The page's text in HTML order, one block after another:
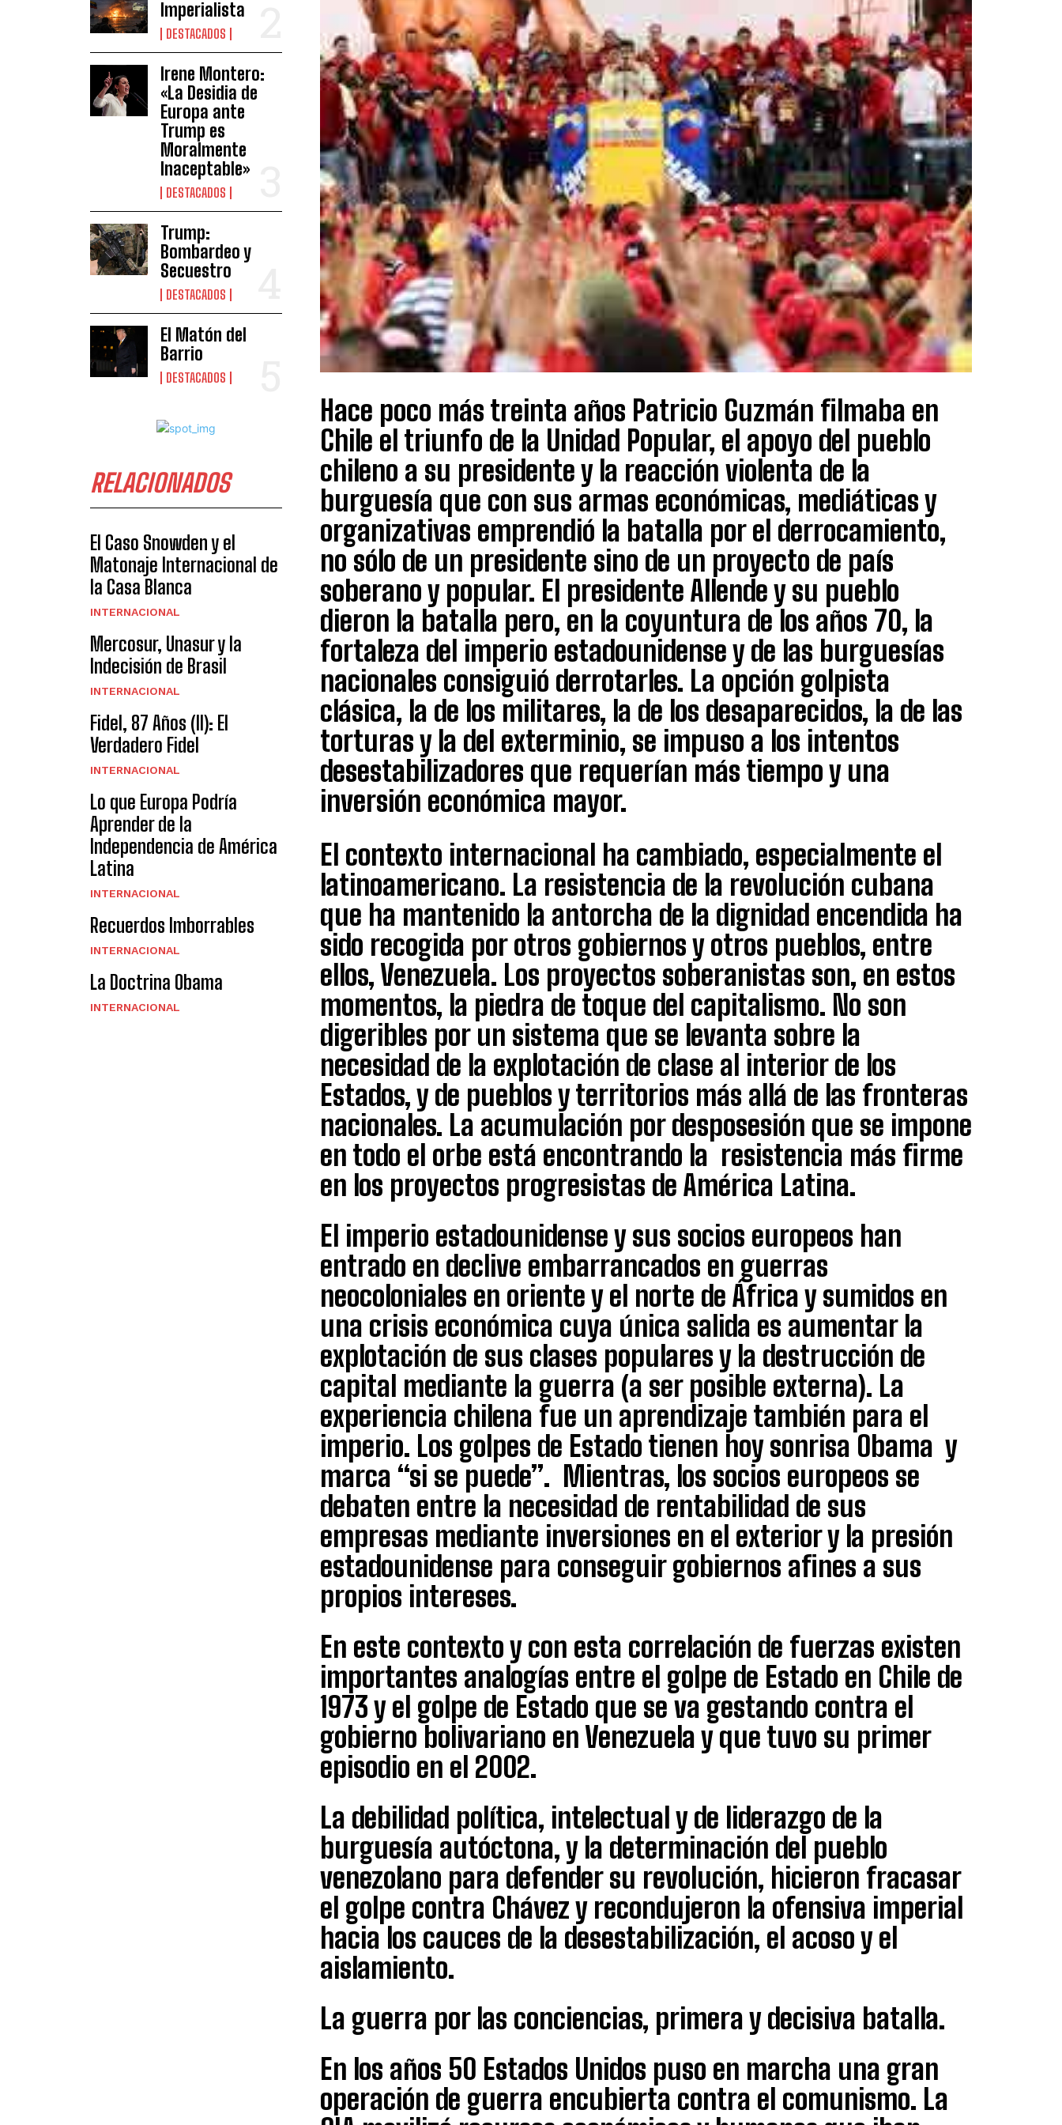
Imperialista
DESTACADOS
Irene Montero:
«La Desidia de
Europa ante
Trump es
Moralmente
Inaceptable»
DESTACADOS
Trump:
Bombardeo y
Secuestro
DESTACADOS
El Matón del
Barrio
DESTACADOS
RELACIONADOS
El Caso Snowden y el
Matonaje Internacional de
la Casa Blanca
INTERNACIONAL
Mercosur, Unasur y la
Indecisión de Brasil
INTERNACIONAL
Fidel, 87 Años (II): El
Verdadero Fidel
INTERNACIONAL
Lo que Europa Podría
Aprender de la
Independencia de América
Latina
INTERNACIONAL
Recuerdos Imborrables
INTERNACIONAL
La Doctrina Obama
INTERNACIONAL
Hace poco más treinta años Patricio Guzmán filmaba en
Chile el triunfo de la Unidad Popular, el apoyo del pueblo
chileno a su presidente y la reacción violenta de la
burguesía que con sus armas económicas, mediáticas y
organizativas emprendió la batalla por el derrocamiento,
no sólo de un presidente sino de un proyecto de país
soberano y popular. El presidente Allende y su pueblo
dieron la batalla pero, en la coyuntura de los años 70, la
fortaleza del imperio estadounidense y de las burguesías
nacionales consiguió derrotarles. La opción golpista
clásica, la de los militares, la de los desaparecidos, la de las
torturas y la del exterminio, se impuso a los intentos
desestabilizadores que requerían más tiempo y una
inversión económica mayor.
El contexto internacional ha cambiado, especialmente el
latinoamericano. La resistencia de la revolución cubana
que ha mantenido la antorcha de la dignidad encendida ha
sido recogida por otros gobiernos y otros pueblos, entre
ellos, Venezuela. Los proyectos soberanistas son, en estos
momentos, la piedra de toque del capitalismo. No son
digeribles por un sistema que se levanta sobre la
necesidad de la explotación de clase al interior de los
Estados, y de pueblos y territorios más allá de las fronteras
nacionales. La acumulación por desposesión que se impone
en todo el orbe está encontrando la resistencia más firme
en los proyectos progresistas de América Latina.
El imperio estadounidense y sus socios europeos han
entrado en declive embarrancados en guerras
neocoloniales en oriente y el norte de África y sumidos en
una crisis económica cuya única salida es aumentar la
explotación de sus clases populares y la destrucción de
capital mediante la guerra (a ser posible externa). La
experiencia chilena fue un aprendizaje también para el
imperio. Los golpes de Estado tienen hoy sonrisa Obama y
marca “si se puede”. Mientras, los socios europeos se
debaten entre la necesidad de rentabilidad de sus
empresas mediante inversiones en el exterior y la presión
estadounidense para conseguir gobiernos afines a sus
propios intereses.
En este contexto y con esta correlación de fuerzas existen
importantes analogías entre el golpe de Estado en Chile de
1973 y el golpe de Estado que se va gestando contra el
gobierno bolivariano en Venezuela y que tuvo su primer
episodio en el 2002.
La debilidad política, intelectual y de liderazgo de la
burguesía autóctona, y la determinación del pueblo
venezolano para defender su revolución, hicieron fracasar
el golpe contra Chávez y recondujeron la ofensiva imperial
hacia los cauces de la desestabilización, el acoso y el
aislamiento.
La guerra por las conciencias, primera y decisiva batalla.
En los años 50 Estados Unidos puso en marcha una gran
operación de guerra encubierta contra el comunismo. La